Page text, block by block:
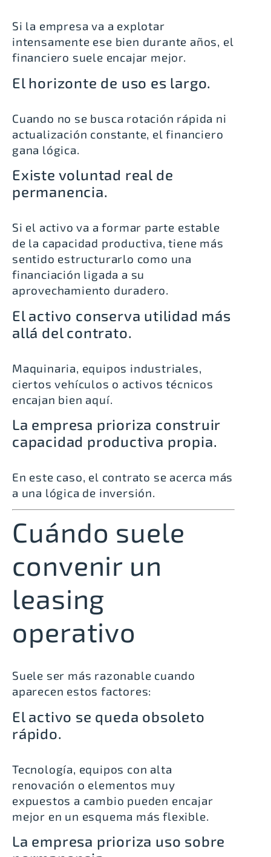
Si la empresa va a explotar
intensamente ese bien durante años, el
financiero suele encajar mejor.
El horizonte de uso es largo.
Cuando no se busca rotación rápida ni
actualización constante, el financiero
gana lógica.
Existe voluntad real de
permanencia.
Si el activo va a formar parte estable
de la capacidad productiva, tiene más
sentido estructurarlo como una
financiación ligada a su
aprovechamiento duradero.
El activo conserva utilidad más
allá del contrato.
Maquinaria, equipos industriales,
ciertos vehículos o activos técnicos
encajan bien aquí.
La empresa prioriza construir
capacidad productiva propia.
En este caso, el contrato se acerca más
a una lógica de inversión.
Cuándo suele
convenir un
leasing
operativo
Suele ser más razonable cuando
aparecen estos factores:
El activo se queda obsoleto
rápido.
Tecnología, equipos con alta
renovación o elementos muy
expuestos a cambio pueden encajar
mejor en un esquema más flexible.
La empresa prioriza uso sobre